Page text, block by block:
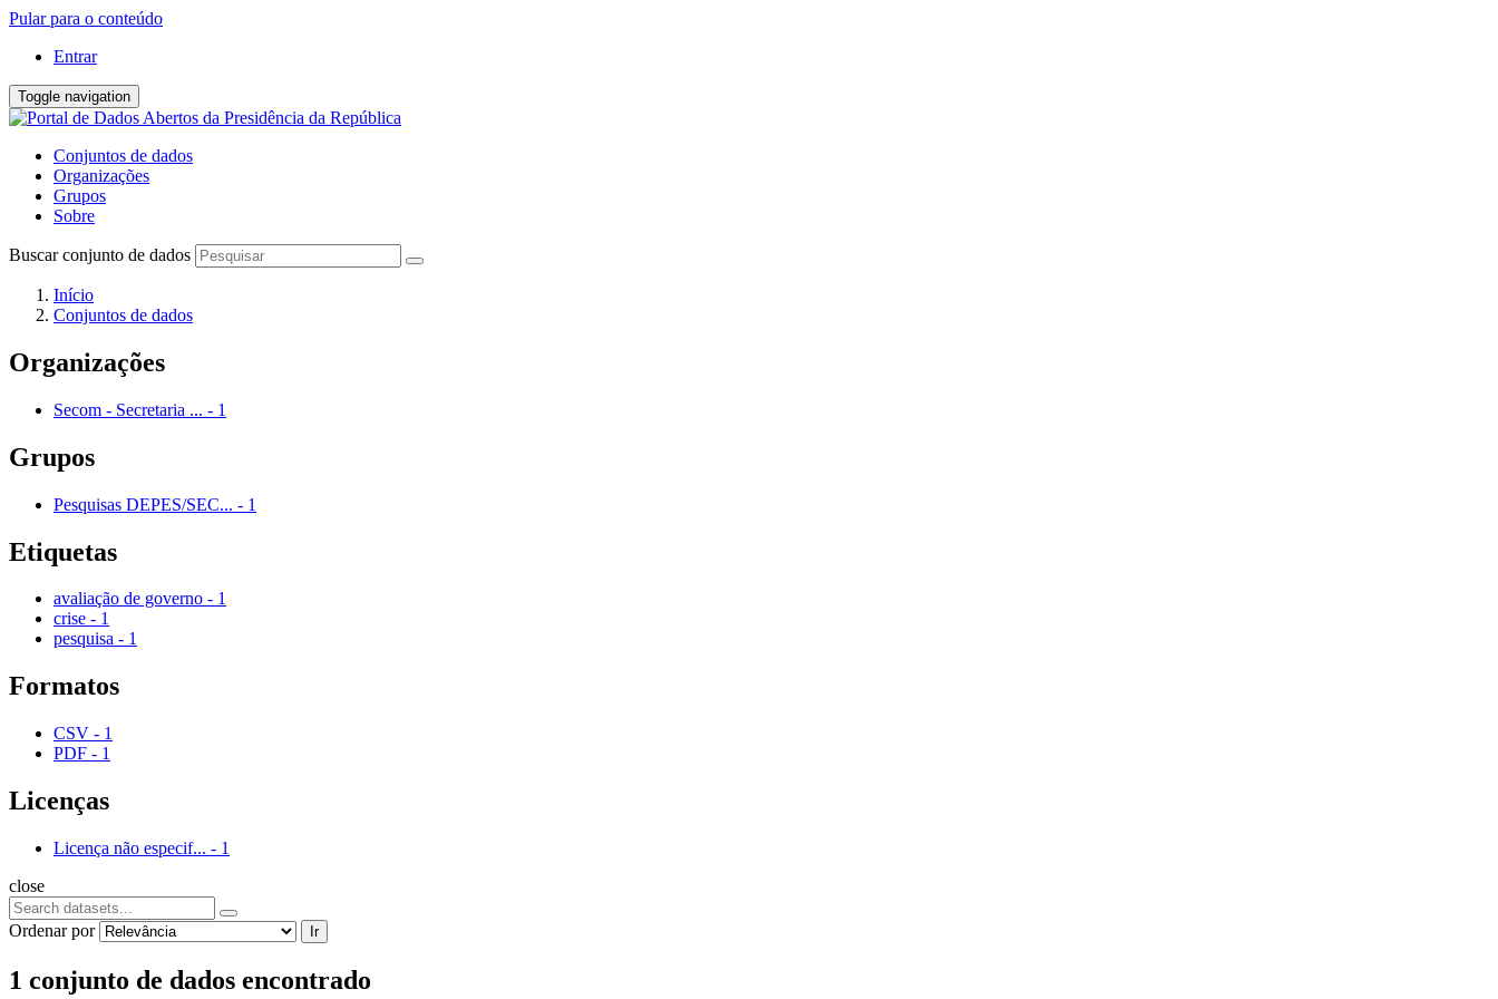
Pular para o conteúdo
Entrar
Toggle navigation
Conjuntos de dados
Organizações
Grupos
Sobre
Buscar conjunto de dados
Início
Conjuntos de dados
Organizações
Secom - Secretaria ... - 1
Grupos
Pesquisas DEPES/SEC... - 1
Etiquetas
avaliação de governo - 1
crise - 1
pesquisa - 1
Formatos
CSV - 1
PDF - 1
Licenças
Licença não especif... - 1
close
Ordenar por Ir
1 conjunto de dados encontrado